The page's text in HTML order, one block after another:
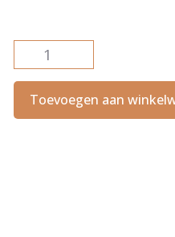
Hydrating
Cream
aantal
Toevoegen aan